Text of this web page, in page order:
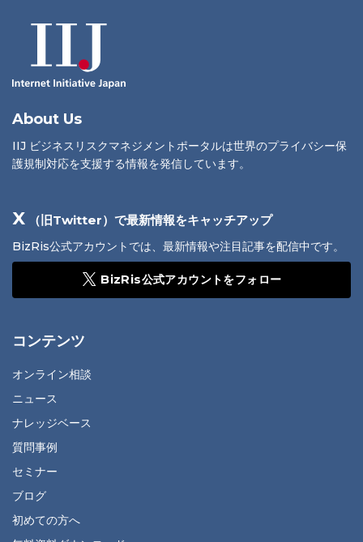
About Us
IIJ ビジネスリスクマネジメントポータルは世界のプライバシー保
護規制対応を支援する情報を発信しています。
X （旧Twitter）で最新情報をキャッチアップ
BizRis公式アカウントでは、最新情報や注目記事を配信中です。
BizRis公式アカウントをフォロー
コンテンツ
オンライン相談
ニュース
ナレッジベース
質問事例
セミナー
ブログ
初めての方へ